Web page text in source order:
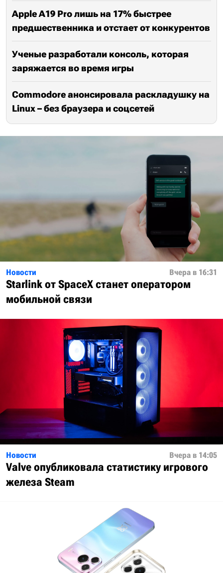
Apple A19 Pro лишь на 17% быстрее
предшественника и отстает от конкурентов
Ученые разработали консоль, которая
заряжается во время игры
Commodore анонсировала раскладушку на
Linux – без браузера и соцсетей
Новости Вчера в 16:31
Starlink от SpaceX станет оператором
мобильной связи
Новости Вчера в 14:05
Valve опубликовала статистику игрового
железа Steam